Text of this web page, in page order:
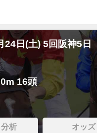
24日(土) 5回阪神5日
16頭
析 オッズ